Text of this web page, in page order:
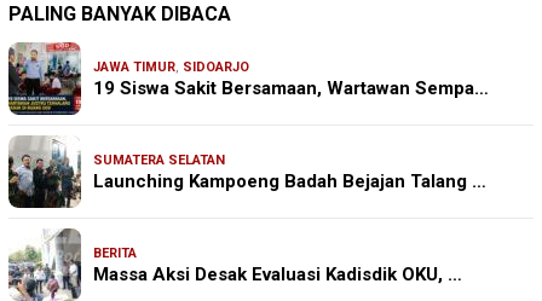
PALING BANYAK DIBACA
JAWA TIMUR, SIDOARJO
19 Siswa Sakit Bersamaan, Wartawan Sempa…
SUMATERA SELATAN
Launching Kampoeng Badah Bejajan Talang …
BERITA
Massa Aksi Desak Evaluasi Kadisdik OKU, …